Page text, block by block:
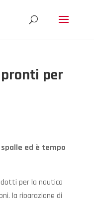
pronti per
ed è tempo
per la nautica
la riparazione di